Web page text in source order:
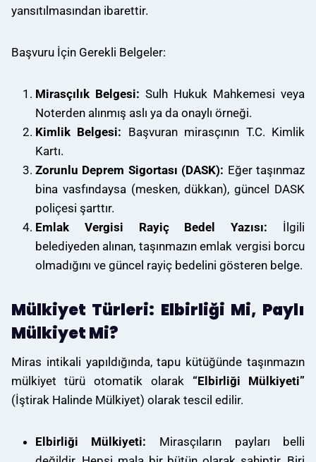
yansıtılmasından ibarettir.
Başvuru İçin Gerekli Belgeler:
Mirasçılık Belgesi: Sulh Hukuk Mahkemesi veya
Noterden alınmış aslı ya da onaylı örneği.
Kimlik Belgesi: Başvuran mirasçının T.C. Kimlik
Kartı.
Zorunlu Deprem Sigortası (DASK): Eğer taşınmaz
bina vasfındaysa (mesken, dükkan), güncel DASK
poliçesi şarttır.
Emlak Vergisi Rayiç Bedel Yazısı: İlgili
belediyeden alınan, taşınmazın emlak vergisi borcu
olmadığını ve güncel rayiç bedelini gösteren belge.
Mülkiyet Türleri: Elbirliği Mi, Paylı
Mülkiyet Mi?
Miras intikali yapıldığında, tapu kütüğünde taşınmazın
mülkiyet türü otomatik olarak “Elbirliği Mülkiyeti”
(İştirak Halinde Mülkiyet) olarak tescil edilir.
Elbirliği Mülkiyeti: Mirasçıların payları belli